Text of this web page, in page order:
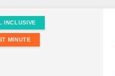
INCLUSIVE
MINUTE